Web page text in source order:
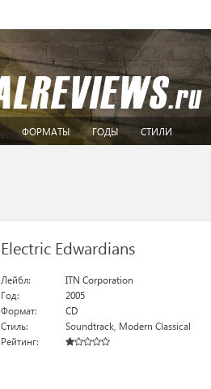
ФОРМАТЫ ГОДЫ СТИЛИ
Electric Edwardians
Лейбл:
ITN Corporation
Год:
2005
Формат:
CD
Стиль:
Soundtrack, Modern Classical
Рейтинг: